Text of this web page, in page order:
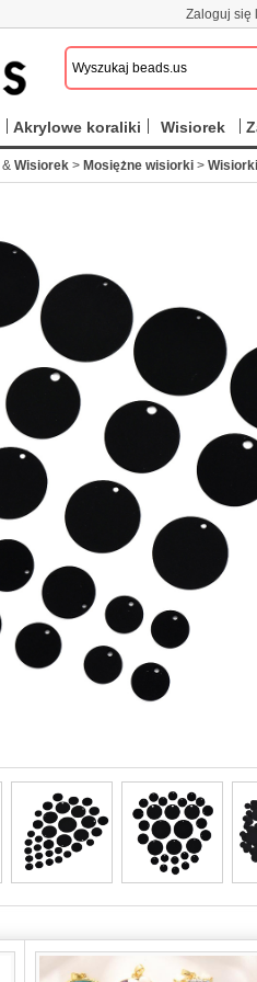
Zaloguj się
Akrylowe koraliki Wisiorek
& Wisiorek > Mosiężne wisiorki >